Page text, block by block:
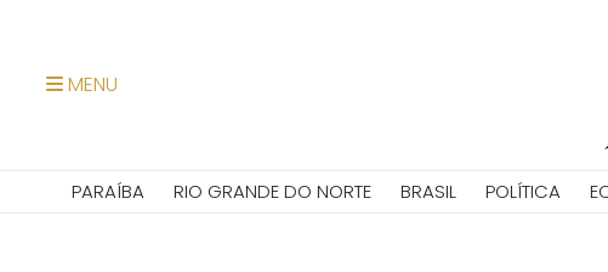
MENU
PARAÍBA RIO GRANDE DO NORTE BRASIL POLÍTICA